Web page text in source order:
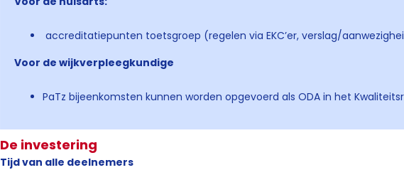
accreditatiepunten toetsgroep (regelen via EKC’er, verslag/
Voor de wijkverpleegkundige
PaTz bijeenkomsten kunnen worden opgevoerd als ODA in het
De investering
Tijd van alle deelnemers